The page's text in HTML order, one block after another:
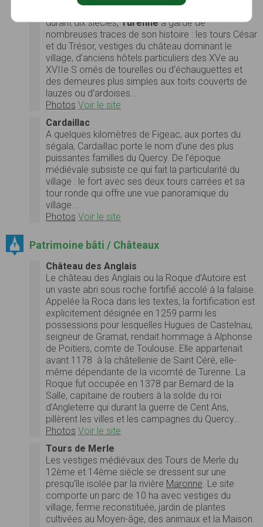
durant dix siècles,Turennea gardé de
nombreuses traces de son histoire : les tours César
et du Trésor, vestiges du château dominant le
village, d’anciens hôtels particuliers des XVe au
XVIIe S ornés de tourelles ou d‘échauguettes et
des demeures plus simples aux toits couverts de
lauzes ou d’ardoises...
Photos Voir le site
Cardaillac
A quelques kilomètres de Figeac, aux portes du
ségala, Cardaillac porte le nom d’une des plus
puissantes familles du Quercy. De l’époque
médiévale subsiste ce qui fait la particularité du
village : le fort avec ses deux tours carrées et sa
tour ronde qui offre une vue panoramique du
village...
Photos Voir le site
Patrimoine bâti / Châteaux
Château des Anglais
Le château des Anglais ou la Roque d’Autoire est
un vaste abri sous roche fortifié accolé à la falaise.
Appelée la Roca dans les textes, la fortification est
explicitement désignée en 1259 parmi les
possessions pour lesquelles Hugues de Castelnau,
seigneur de Gramat, rendait hommage à Alphonse
de Poitiers, comte de Toulouse. Elle appartenait
avant 1178 à la châtellenie de Saint Céré, elle-
même dépendante de la vicomté de Turenne. La
Roque fut occupée en 1378 par Bernard de la
Salle, capitaine de routiers à la solde du roi
d’Angleterre qui durant la guerre de Cent Ans,
pillèrent les villes et les campagnes du Quercy…
Photos Voir le site
Tours de Merle
Les vestiges médiévaux des Tours de Merle du
12ème et 14ème siècle se dressent sur une
presqu’île isolée par la rivière Maronne. Le site
comporte un parc de 10 ha avec vestiges du
village, ferme reconstituée, jardin de plantes
cultivées au Moyen-âge, des animaux et la Maison